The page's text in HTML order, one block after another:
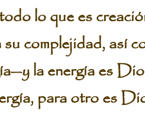
lo que es
complejidad, así
la energía es
para otro es